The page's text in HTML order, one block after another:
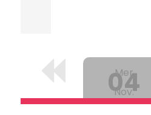
Mer
04
Nov.